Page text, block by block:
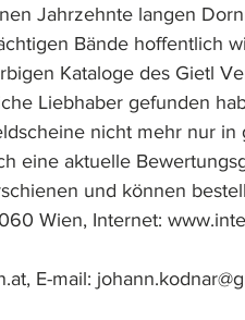
Jahrzehnte langen
Bände hoffentlich
Kataloge des Gietl
Liebhaber gefunden
nicht mehr nur in
eine aktuelle
und können
Wien, Internet:
E-mail: